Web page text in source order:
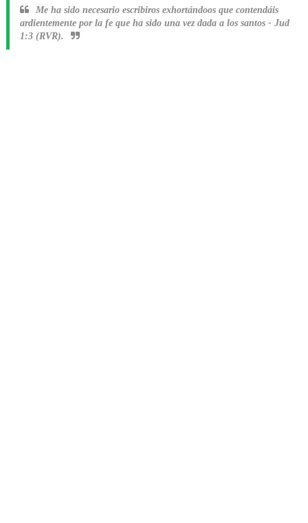
Me ha sido necesario escribiros exhortándoos que contendáis
ardientemente por la fe que ha sido una vez dada a los santos - Jud
1:3 (RVR).